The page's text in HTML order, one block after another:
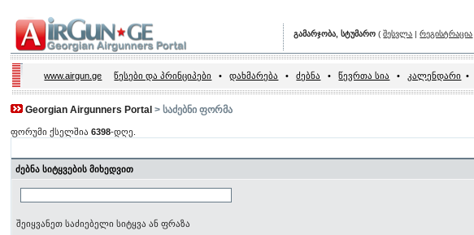
გამარჯობა, სტუმარო (შესვლა |რეგისტრაცია
www.airgun.ge წესები და პრინციპები • დახმარება • ძებნა • წევრთა სია • კალენდარი •
Georgian Airgunners Portal > საძებნი ფორმა
ფორუმი ქსელშია6398-დღე.
ძებნა სიტყვების მიხედვით
შეიყვანეთ საძიებელი სიტყვა ან ფრაზა